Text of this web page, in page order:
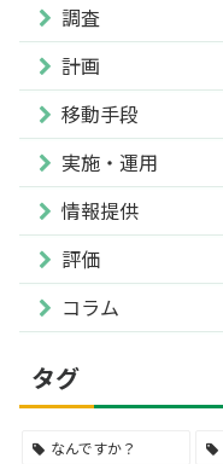
調査
計画
移動手段
実施・運用
情報提供
評価
コラム
タグ
なんですか？